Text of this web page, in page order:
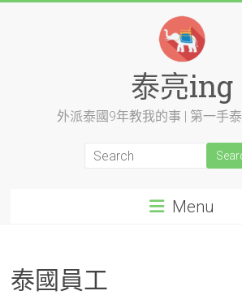
泰亮ing
外派泰國9年教我的事 | 第一手
Menu
泰國員工